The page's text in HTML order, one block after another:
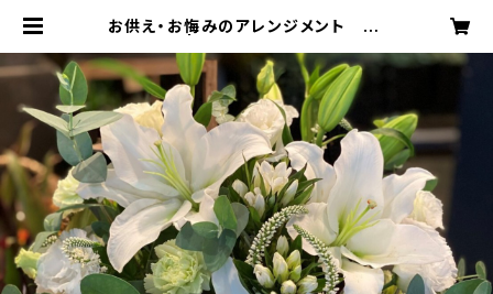
お供え・お悔みのアレンジメント #7